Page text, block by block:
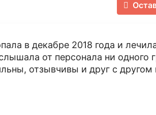
в декабре 2018 года и
от персонала ни одного
отзывчивы и друг с другом